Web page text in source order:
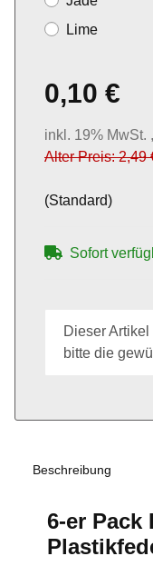
Lime
0,10 €
inkl. 19% MwSt.
Alter Preis: 2,49
(Standard)
Sofort
xDieser
bitte die
Beschreibung
6-er